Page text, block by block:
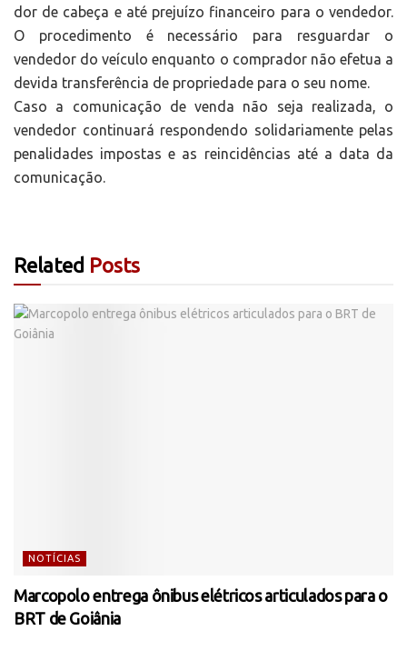
dor de cabeça e até prejuízo financeiro para o vendedor.
O procedimento é necessário para resguardar o
vendedor do veículo enquanto o comprador não efetua a
devida transferência de propriedade para o seu nome.
Caso a comunicação de venda não seja realizada, o
vendedor continuará respondendo solidariamente pelas
penalidades impostas e as reincidências até a data da
comunicação.
Related Posts
NOTÍCIAS
Marcopolo entrega ônibus elétricos articulados para o
BRT de Goiânia